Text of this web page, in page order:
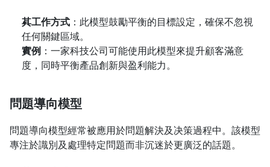
其工作方式 ：此模型鼓勵平衡的目標設定，確保不忽視
任何關鍵區域。
實例 ：一家科技公司可能使用此模型來提升顧客滿意
度，同時平衡產品創新與盈利能力。
問題導向模型
問題導向模型經常被應用於問題解決及决策過程中。該模型
專注於識別及處理特定問題而非沉迷於更廣泛的話題。